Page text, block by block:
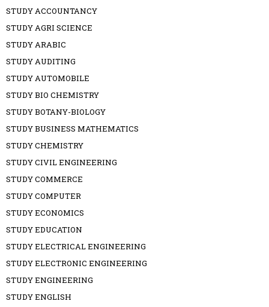
STUDY ACCOUNTANCY
STUDY AGRI SCIENCE
STUDY ARABIC
STUDY AUDITING
STUDY AUTOMOBILE
STUDY BIO CHEMISTRY
STUDY BOTANY-BIOLOGY
STUDY BUSINESS MATHEMATICS
STUDY CHEMISTRY
STUDY CIVIL ENGINEERING
STUDY COMMERCE
STUDY COMPUTER
STUDY ECONOMICS
STUDY EDUCATION
STUDY ELECTRICAL ENGINEERING
STUDY ELECTRONIC ENGINEERING
STUDY ENGINEERING
STUDY ENGLISH